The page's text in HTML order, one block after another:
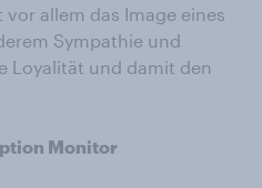
allem das Image eines
Sympathie und
Loyalität und damit den
Monitor